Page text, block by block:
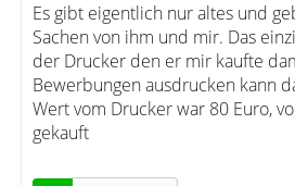
Es gibt eigentlich nur altes und
Sachen von ihm und mir. Das
der Drucker den er mir kaufte
Bewerbungen ausdrucken kann
Wert vom Drucker war 80 Euro,
gekauft